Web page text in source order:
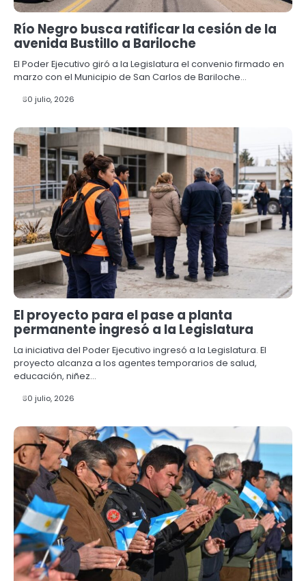
Río Negro busca ratificar la cesión de la
avenida Bustillo a Bariloche
El Poder Ejecutivo giró a la Legislatura el convenio firmado en
marzo con el Municipio de San Carlos de Bariloche…
30 julio, 2026
El proyecto para el pase a planta
permanente ingresó a la Legislatura
La iniciativa del Poder Ejecutivo ingresó a la Legislatura. El
proyecto alcanza a los agentes temporarios de salud,
educación, niñez…
30 julio, 2026